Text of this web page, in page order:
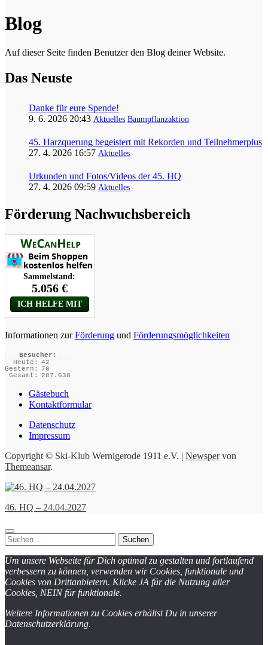
Blog
Auf dieser Seite finden Benutzer den Blog deiner Website.
Das Neuste
Danke für eure Spende!
9. 6. 2026 20:43 Aktuelles Baumpflanzaktion
45. Harzquerung begeistert mit Rekorden und Teilnehmerplus
27. 4. 2026 16:57 Aktuelles
Urkunden und Fotos/Videos der 45. HQ
27. 4. 2026 09:59 Aktuelles
Förderung Nachwuchsbereich
Informationen zurFörderung und Förderungsmöglichkeiten
Besucher:
Heute:
42
Gestern:
76
Gesamt:
287.638
Gästebuch
Kontaktformular
Datenschutz
Impressum
Copyright © Ski-Klub Wernigerode 1911 e.V. | Newspervon
Themeansar.
46. HQ – 24.04.2027
Suchen
nach:
Um unsere Webseite für Dich optimal zu gestalten und fortlaufend
verbessern zu können, verwenden wir Cookies, funktionale und
Cookies von Drittanbietern. Klicke JA für die Nutzung aller
Cookies, NEIN für funktionale.
Weitere Informationen zu Cookies erhältst Du in unserer
Datenschutzerklärung.